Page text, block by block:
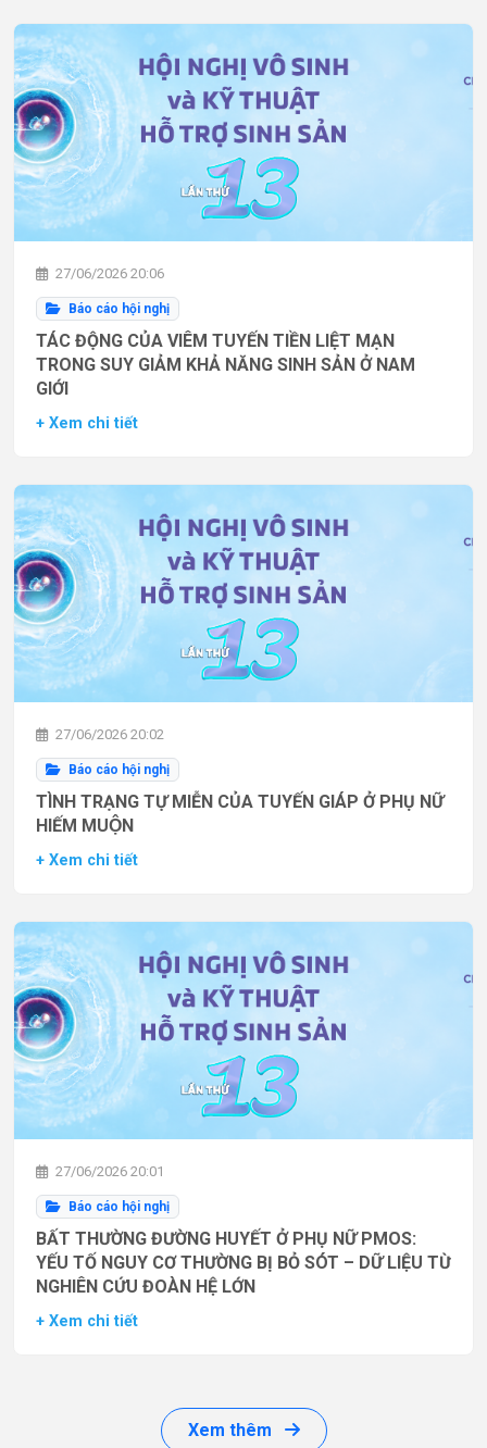
27/06/2026 20:06
Báo cáo hội nghị
TÁC ĐỘNG CỦA VIÊM TUYẾN TIỀN LIỆT MẠN
TRONG SUY GIẢM KHẢ NĂNG SINH SẢN Ở NAM
GIỚI
+ Xem chi tiết
27/06/2026 20:02
Báo cáo hội nghị
TÌNH TRẠNG TỰ MIỄN CỦA TUYẾN GIÁP Ở PHỤ NỮ
HIẾM MUỘN
+ Xem chi tiết
27/06/2026 20:01
Báo cáo hội nghị
BẤT THƯỜNG ĐƯỜNG HUYẾT Ở PHỤ NỮ PMOS:
YẾU TỐ NGUY CƠ THƯỜNG BỊ BỎ SÓT – DỮ LIỆU TỪ
NGHIÊN CỨU ĐOÀN HỆ LỚN
+ Xem chi tiết
Xem thêm